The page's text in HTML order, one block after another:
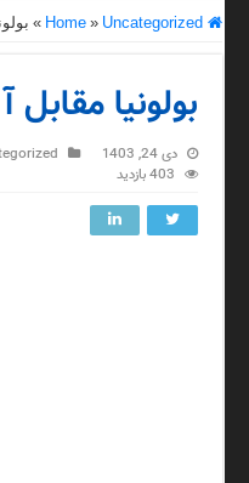
» Uncategorized
»
بولونیا
دی 24, 1403
403 بازدید